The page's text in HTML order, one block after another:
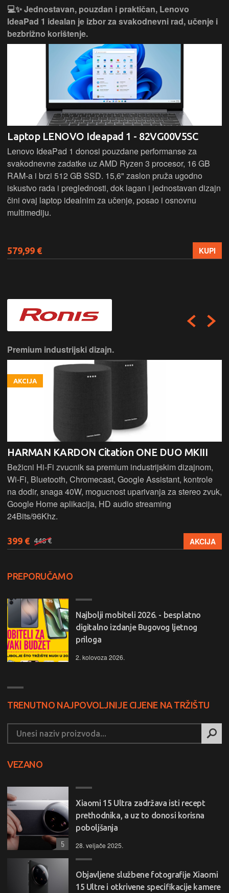
💻✨ Jednostavan, pouzdan i praktičan, Lenovo
IdeaPad 1 idealan je izbor za svakodnevni rad, učenje i
bezbrižno korištenje.
Laptop LENOVO Ideapad 1 - 82VG00V5SC
Lenovo IdeaPad 1 donosi pouzdane performanse za
svakodnevne zadatke uz AMD Ryzen 3 procesor, 16 GB
RAM-a i brzi 512 GB SSD. 15,6" zaslon pruža ugodno
iskustvo rada i preglednosti, dok lagan i jednostavan dizajn
čini ovaj laptop idealnim za učenje, posao i osnovnu
multimediju.
579,99 € KUPI
Premium industrijski dizajn.
AKCIJA
HARMAN KARDON Citation ONE DUO MKIII
Bežicni Hi-Fi zvucnik sa premium industrijskim dizajnom,
Wi-Fi, Bluetooth, Chromecast, Google Assistant, kontrole
na dodir, snaga 40W, mogucnost uparivanja za stereo zvuk,
Google Home aplikacija, HD audio streaming
24Bits/96Khz.
399 € 448 € AKCIJA
PREPORUČAMO
Najbolji mobiteli 2026. - besplatno
digitalno izdanje Bugovog ljetnog
priloga
2. kolovoza 2026.
TRENUTNO NAJPOVOLJNIJE CIJENE NA TRŽIŠTU
VEZANO
Xiaomi 15 Ultra zadržava isti recept
prethodnika, a uz to donosi korisna
poboljšanja
28. veljače 2025.
5
Objavljene službene fotografije Xiaomi
15 Ultre i otkrivene specifikacije kamere